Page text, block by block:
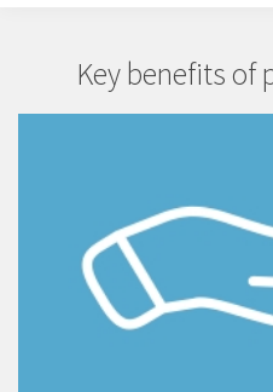
Key benefits of